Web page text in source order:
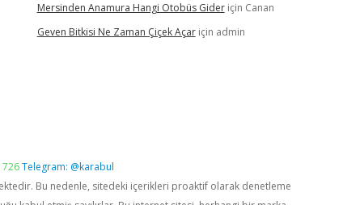
Mersinden Anamura Hangi Otobüs Gideriçin Canan
Geven Bitkisi Ne Zaman Çiçek Açariçin admin
726Telegram: @karabul
Bu nedenle, sitedeki içerikleri proaktif olarak denetleme